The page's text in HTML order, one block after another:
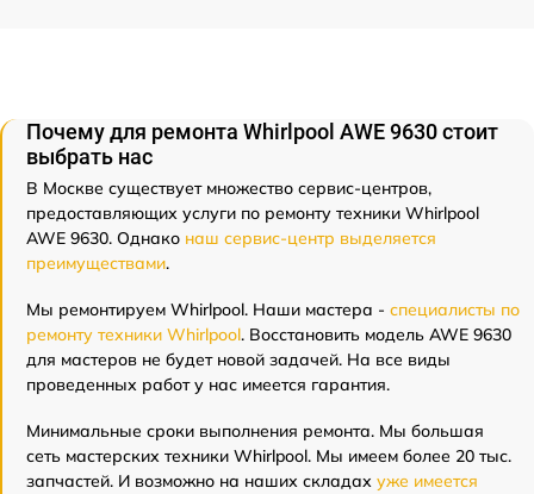
Почему для ремонта Whirlpool AWE 9630 стоит
выбрать нас
В Москве существует множество сервис-центров,
предоставляющих услуги по ремонту техники Whirlpool
AWE 9630. Однако наш сервис-центр выделяется
преимуществами.
Мы ремонтируем Whirlpool. Наши мастера - специалисты по
ремонту техники Whirlpool. Восстановить модель AWE 9630
для мастеров не будет новой задачей. На все виды
проведенных работ у нас имеется гарантия.
Минимальные сроки выполнения ремонта. Мы большая
сеть мастерских техники Whirlpool. Мы имеем более 20 тыс.
запчастей. И возможно на наших складах уже имеется